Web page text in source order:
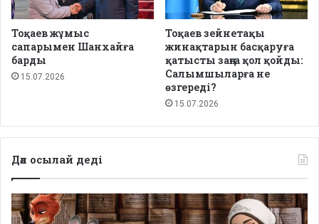
Тоқаев жұмыс
сапарымен Шанхайға
барды
15.07.2026
Тоқаев зейнетақы
жинақтарын басқаруға
қатысты заңға қол қойды:
Салымшыларға не
өзгереді?
15.07.2026
Дәл осылай деді
Депутаттар
дабыл